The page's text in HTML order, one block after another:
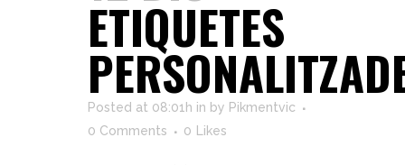
ETIQUETES
Posted at 08:01h in by Pikmentvic
0 Comments
0 Likes